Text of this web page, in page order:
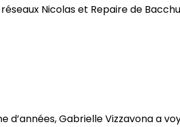
Nicolas et Repaire de
d’années, Gabrielle Vizzavona a